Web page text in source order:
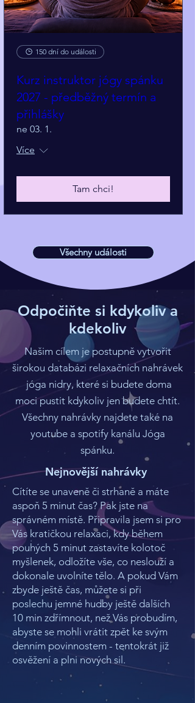
150 dní do události
Kurz instruktor jógy spánku
2027 - předběžný termín a
přihlášky
ne 03. 1.
Více
Tam chci!
Všechny události
Odpočiňte si kdykoliv a
kdekoliv
Našim cílem je postupně vytvořit
širokou databázi relaxačních nahrávek
jóga nidry, které si budete doma
moci pustit kdykoliv jen budete chtít.
Všechny nahrávky najdete také na
youtube a spotify kanálu Jóga
spánku.
Nejnovější nahrávky
Cítíte se unaveně či strhaně a máte
aspoň 5 minut čas? Pak jste na
správném místě. Připravila jsem si pro
Vás kratičkou relaxaci, kdy během
pouhých 5 minut zastavíte kolotoč
myšlenek, odložíte vše, co neslouží a
dokonale uvolníte tělo. A pokud Vám
zbyde ještě čas, můžete si při
poslechu jemné hudby ještě dalších
10 min zdřímnout, než Vás probudím,
abyste se mohli vrátit zpět ke svým
denním povinnostem - tentokrát již
osvěžení a plni nových sil.